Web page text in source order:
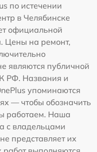
по истечении
в Челябинске
официальной
Цены на ремонт,
являются публичной
РФ. Названия и
упоминаются
— чтобы обозначить
работаем. Наша
с владельцами
представляет их